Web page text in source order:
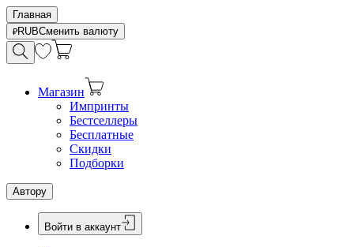
Главная
RUBСменить валюту
Магазин
Импринты
Бестселлеры
Бесплатные
Скидки
Подборки
Автору
Войти в аккаунт